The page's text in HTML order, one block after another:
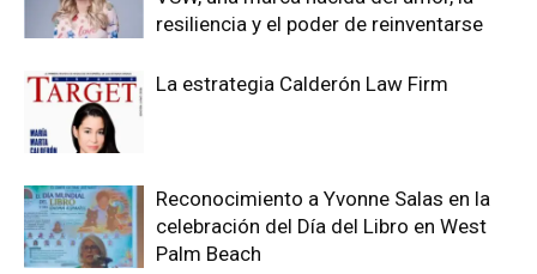
resiliencia y el poder de reinventarse
La estrategia Calderón Law Firm
Reconocimiento a Yvonne Salas en la
celebración del Día del Libro en West
Palm Beach